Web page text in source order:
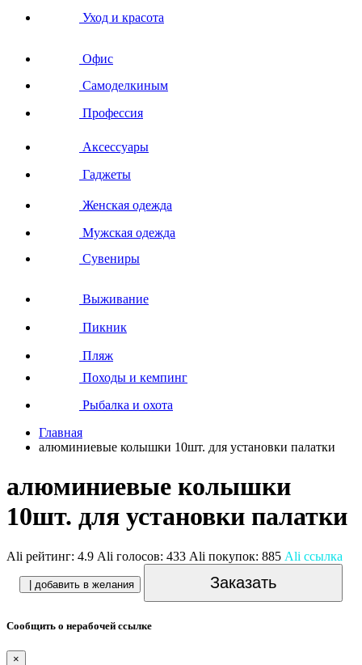
Уход и красота
Офис
Самоделкиным
Профессия
Аксессуары
Гаджеты
Женская одежда
Мужская одежда
Сувениры
Выживание
Пикник
Пляж
Походы и кемпинг
Рыбалка и охота
Главная
алюминиевые колышки 10шт. для установки палатки
алюминиевые колышки
10шт. для установки палатки
Ali рейтинг: 4.9 Ali голосов: 433 Ali покупок: 885 Ali ссылка
| добавить в желания Заказать
Сообщить о нерабочей ссылке
×